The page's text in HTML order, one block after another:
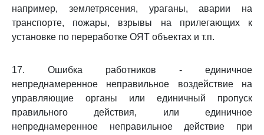
например, землетрясения, ураганы, аварии на
транспорте, пожары, взрывы на прилегающих к
установке по переработке ОЯТ объектах и т.п.
17. Ошибка работников - единичное
непреднамеренное неправильное воздействие на
управляющие органы или единичный пропуск
правильного действия, или единичное
непреднамеренное неправильное действие при